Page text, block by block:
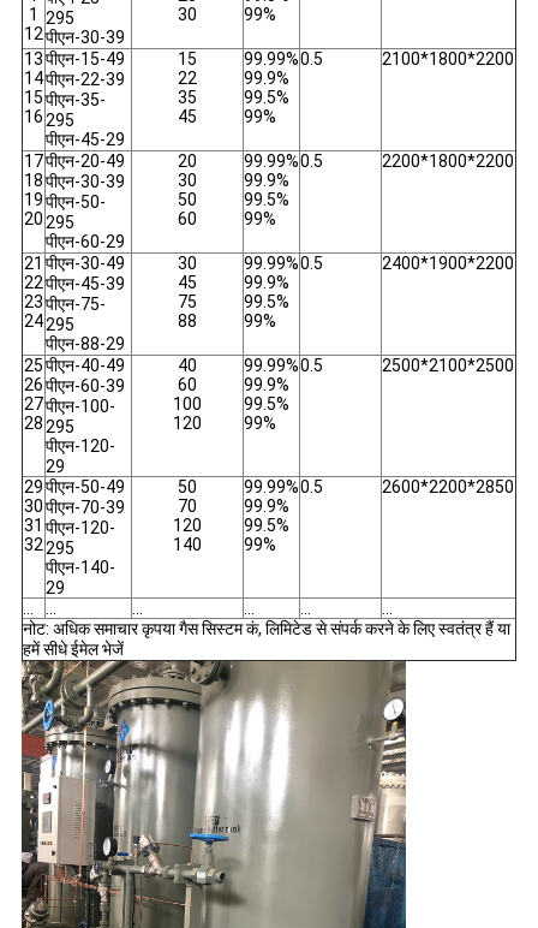
1
12
295
पीएन-30-39
30
99%
13
14
15
16
पीएन-15-49
पीएन-22-39
पीएन-35-
295
पीएन-45-29
15
22
35
45
99.99%
99.9%
99.5%
99%
0.5 2100*1800*2200
17
18
19
20
पीएन-20-49
पीएन-30-39
पीएन-50-
295
पीएन-60-29
20
30
50
60
99.99%
99.9%
99.5%
99%
0.5 2200*1800*2200
21
22
23
24
पीएन-30-49
पीएन-45-39
पीएन-75-
295
पीएन-88-29
30
45
75
88
99.99%
99.9%
99.5%
99%
0.5 2400*1900*2200
25
26
27
28
पीएन-40-49
पीएन-60-39
पीएन-100-
295
पीएन-120-
29
40
60
100
120
99.99%
99.9%
99.5%
99%
0.5 2500*2100*2500
29
30
31
32
पीएन-50-49
पीएन-70-39
पीएन-120-
295
पीएन-140-
29
50
70
120
140
99.99%
99.9%
99.5%
99%
0.5 2600*2200*2850
... ... ... ... ...
...
नोट: अधिक समाचार कृपया गैस सिस्टम कं, लिमिटेड से संपर्क करने के लिए स्वतंत्र हैं या
हमें सीधे ईमेल भेजें